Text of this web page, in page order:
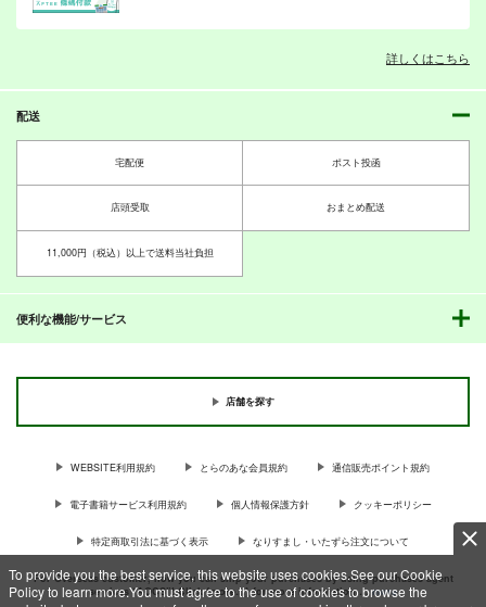
To provide you the best service, this website uses cookies.See our Cookie
Policy to learn more.You must agree to the use of cookies to browse the
詳しくはこちら
配送
宅配便 ポスト投函
店頭受取 おまとめ配送
11,000円（税込）以上で送料当社負担
便利な機能/サービス
店舗を探す
WEBSITE利用規約 とらのあな会員規約 通信販売ポイント規約
電子書籍サービス利用規約 個人情報保護方針 クッキーポリシー
特定商取引法に基づく表示 なりすまし・いたずら注文について
For Overseas customer, now you can ship your purchases by using purchases agent
services “AOCS”! Click {more…} for more information …more